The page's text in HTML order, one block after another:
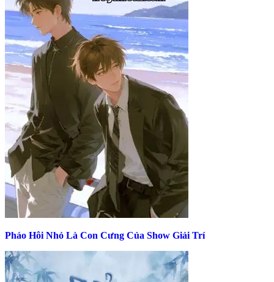
Pháo Hôi Nhỏ Là Con Cưng Của Show Giải Trí